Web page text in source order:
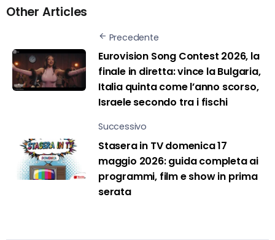
Other Articles
Precedente
Eurovision Song Contest 2026, la
finale in diretta: vince la Bulgaria,
Italia quinta come l’anno scorso,
Israele secondo tra i fischi
Successivo
Stasera in TV domenica 17
maggio 2026: guida completa ai
programmi, film e show in prima
serata